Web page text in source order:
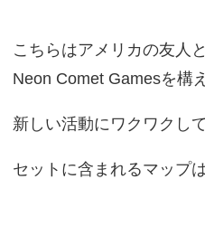
こちらはアメリカの友人
Neon Comet Gamesを構
新しい活動にワクワクし
セットに含まれるマップ